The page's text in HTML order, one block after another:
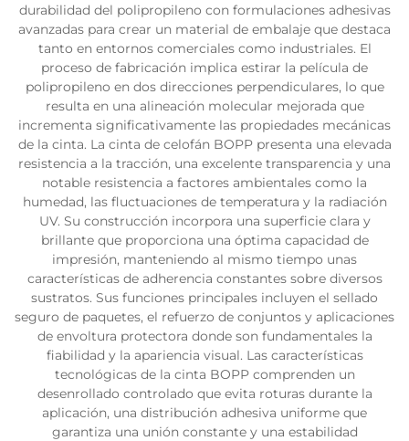
durabilidad del polipropileno con formulaciones adhesivas
avanzadas para crear un material de embalaje que destaca
tanto en entornos comerciales como industriales. El
proceso de fabricación implica estirar la película de
polipropileno en dos direcciones perpendiculares, lo que
resulta en una alineación molecular mejorada que
incrementa significativamente las propiedades mecánicas
de la cinta. La cinta de celofán BOPP presenta una elevada
resistencia a la tracción, una excelente transparencia y una
notable resistencia a factores ambientales como la
humedad, las fluctuaciones de temperatura y la radiación
UV. Su construcción incorpora una superficie clara y
brillante que proporciona una óptima capacidad de
impresión, manteniendo al mismo tiempo unas
características de adherencia constantes sobre diversos
sustratos. Sus funciones principales incluyen el sellado
seguro de paquetes, el refuerzo de conjuntos y aplicaciones
de envoltura protectora donde son fundamentales la
fiabilidad y la apariencia visual. Las características
tecnológicas de la cinta BOPP comprenden un
desenrollado controlado que evita roturas durante la
aplicación, una distribución adhesiva uniforme que
garantiza una unión constante y una estabilidad